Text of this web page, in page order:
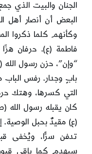
الجنان والبيت الذي
البعض أن أنصار
وكأنهم كلما ذكروا
فاطمة (ع). حرفان
“وإن”، حزن رسول
بابٍ وجدار. رفس الباب
التي كسرها، وهتك
كان يقبله رسول الله
(ع) مقيدٌ بحبل
تدفن سرًّا، ويُخفى
سيهدم كما باقي